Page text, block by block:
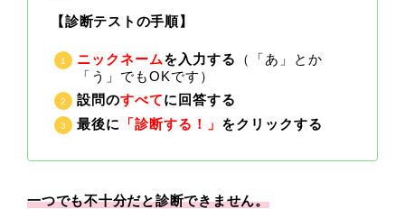
【診断テストの手順】
ニックネームを入力する
（「あ」とか
「う」でもOKです）
設問のすべてに回答する
最後に
「診断する！」 をクリックする
一つでも不十分だと診断できません。